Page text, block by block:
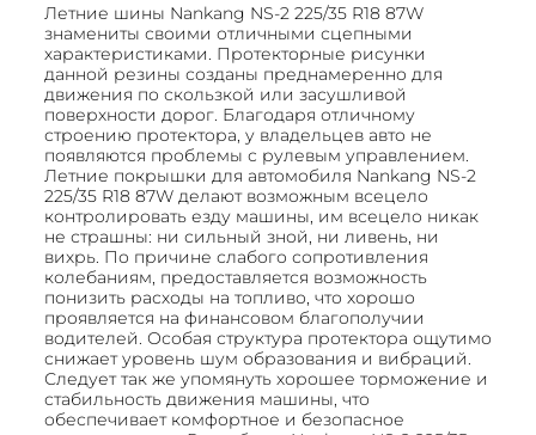
Летние шины Nankang NS-2 225/35 R18 87W
знамениты своими отличными сцепными
характеристиками. Протекторные рисунки
данной резины созданы преднамеренно для
движения по скользкой или засушливой
поверхности дорог. Благодаря отличному
строению протектора, у владельцев авто не
появляются проблемы с рулевым управлением.
Летние покрышки для автомобиля Nankang NS-2
225/35 R18 87W делают возможным всецело
контролировать езду машины, им всецело никак
не страшны: ни сильный зной, ни ливень, ни
вихрь. По причине слабого сопротивления
колебаниям, предоставляется возможность
понизить расходы на топливо, что хорошо
проявляется на финансовом благополучии
водителей. Особая структура протектора ощутимо
снижает уровень шум образования и вибраций.
Следует так же упомянуть хорошее торможение и
стабильность движения машины, что
обеспечивает комфортное и безопасное